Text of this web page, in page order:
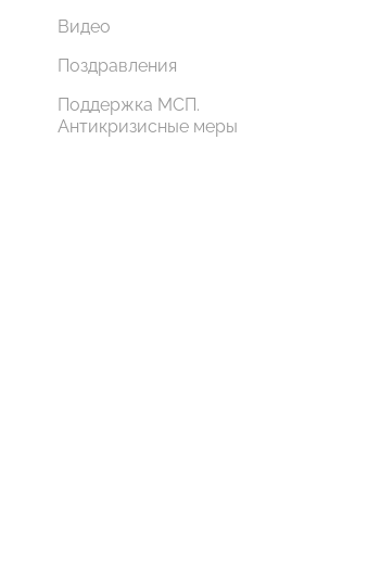
Видео
Поздравления
Поддержка МСП.
Антикризисные меры